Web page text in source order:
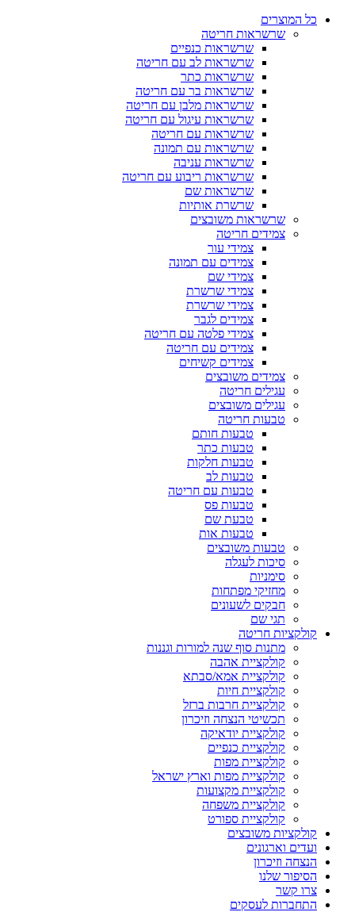
כל המוצרים
שרשראות חריטה
שרשראות כנפיים
שרשראות לב עם חריטה
שרשראות כתר
שרשראות בר עם חריטה
שרשראות מלבן עם חריטה
שרשראות עיגול עם חריטה
שרשראות עם חריטה
שרשראות עם תמונה
שרשראות עניבה
שרשראות ריבוע עם חריטה
שרשראות שם
שרשרת אותיות
שרשראות משובצים
צמידים חריטה
צמידי עור
צמידים עם תמונה
צמידי שם
צמידי שרשרת
צמידי שרשרת
צמידים לגבר
צמידי פלטה עם חריטה
צמידים עם חריטה
צמידים קשיחים
צמידים משובצים
עגילים חריטה
עגילים משובצים
טבעות חריטה
טבעות חותם
טבעות כתר
טבעות חלקות
טבעות לב
טבעות עם חריטה
טבעות פס
טבעת שם
טבעות אות
טבעות משובצים
סיכות לעגלה
סימניות
מחזיקי מפתחות
חבקים לשעונים
תגי שם
קולקציות חריטה
מתנות סוף שנה למורות וגננות
קולקציית אהבה
קולקציית אמא/סבתא
קולקציית חיות
קולקציית חרבות ברזל
תכשיטי הנצחה וזיכרון
קולקציית יודאיקה
קולקציית כנפיים
קולקציית מפות
קולקציית מפות וארץ ישראל
קולקציית מקצועות
קולקציית משפחה
קולקציית ספורט
קולקציות משובצים
ועדים וארגונים
הנצחה וזיכרון
הסיפור שלנו
צרו קשר
התחברות לעסקים